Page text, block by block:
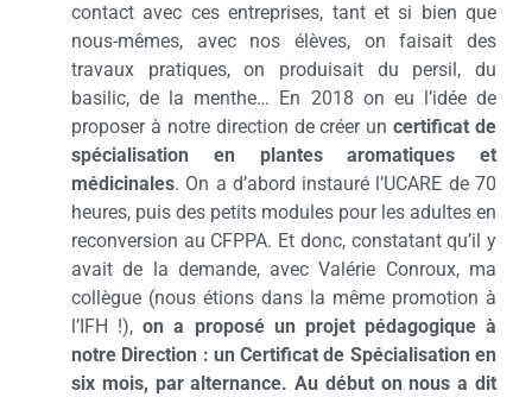
contact avec ces entreprises, tant et si bien que
nous-mêmes, avec nos élèves, on faisait des
travaux pratiques, on produisait du persil, du
basilic, de la menthe… En 2018 on eu l’idée de
proposer à notre direction de créer uncertificat de
spécialisation en plantes aromatiques et
médicinales. On a d’abord instauré l’UCARE de 70
heures, puis des petits modules pour les adultes en
reconversion au CFPPA. Et donc, constatant qu’il y
avait de la demande, avec Valérie Conroux, ma
collègue (nous étions dans la même promotion à
l’IFH !),on a proposé un projet pédagogique à
notre Direction : un Certificat de Spécialisation en
six mois, par alternance. Au début on nous a dit